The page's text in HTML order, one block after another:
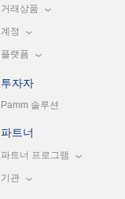
거래상품
계정
플랫폼
투자자
Pamm 솔루션
파트너
파트너 프로그램
기관